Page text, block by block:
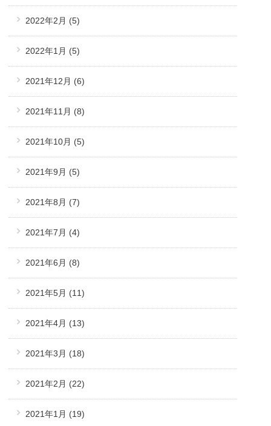
2022年2月 (5)
2022年1月 (5)
2021年12月 (6)
2021年11月 (8)
2021年10月 (5)
2021年9月 (5)
2021年8月 (7)
2021年7月 (4)
2021年6月 (8)
2021年5月 (11)
2021年4月 (13)
2021年3月 (18)
2021年2月 (22)
2021年1月 (19)